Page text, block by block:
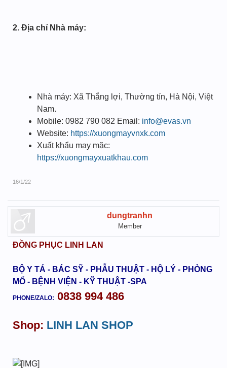
2. Địa chỉ Nhà máy:
Nhà máy: Xã Thắng lợi, Thường tín, Hà Nội, Việt
Nam.
Mobile: 0982 790 082 Email: info@evas.vn
Website: https://xuongmayvnxk.com
Xuất khẩu may mặc:
https://xuongmayxuatkhau.com
16/1/22
dungtranhn
Member
ĐỒNG PHỤC LINH LAN
BỘ Y TÁ - BÁC SỸ - PHẪU THUẬT - HỘ LÝ - PHÒNG
MỔ - BỆNH VIỆN - KỸ THUẬT -SPA
PHONE/ZALO: 0838 994 486
Shop: LINH LAN SHOP